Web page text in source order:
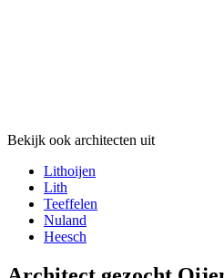
Bekijk ook architecten uit
Lithoijen
Lith
Teeffelen
Nuland
Heesch